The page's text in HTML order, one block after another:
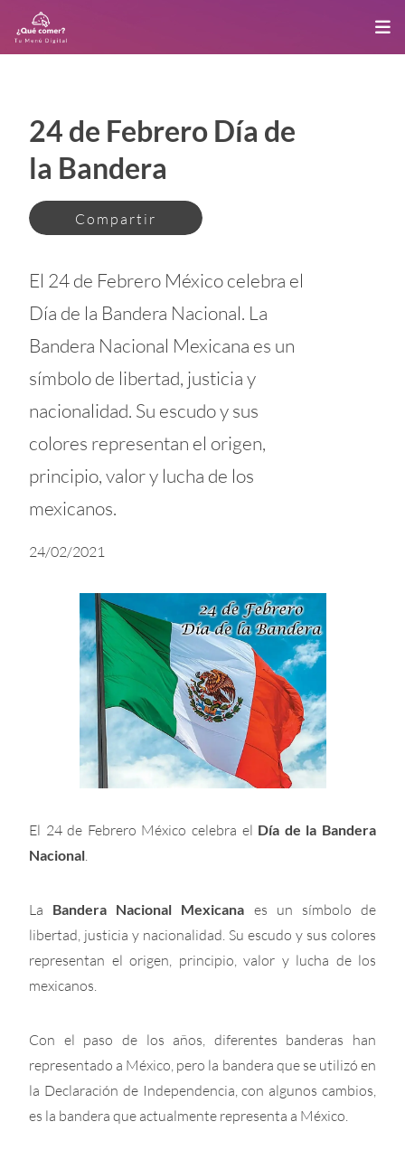
24 de Febrero Día de
la Bandera
Compartir
El 24 de Febrero México celebra el
Día de la Bandera Nacional. La
Bandera Nacional Mexicana es un
símbolo de libertad, justicia y
nacionalidad. Su escudo y sus
colores representan el origen,
principio, valor y lucha de los
mexicanos.
24/02/2021
El 24 de Febrero México celebra el Día de la Bandera
Nacional.
La Bandera Nacional Mexicana es un símbolo de
libertad, justicia y nacionalidad. Su escudo y sus colores
representan el origen, principio, valor y lucha de los
mexicanos.
Con el paso de los años, diferentes banderas han
representado a México, pero la bandera que se utilizó en
la Declaración de Independencia, con algunos cambios,
es la bandera que actualmente representa a México.